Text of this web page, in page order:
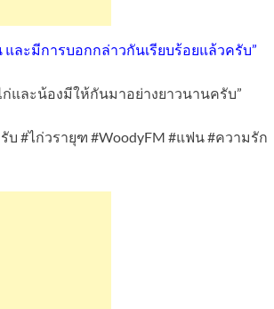
และมีการบอกกล่าวกันเรียบร้อยแล้วครับ”
และน้องมีให้กันมาอย่างยาวนานครับ”
#ไก่วรายุฑ #WoodyFM #แฟน #ความรัก